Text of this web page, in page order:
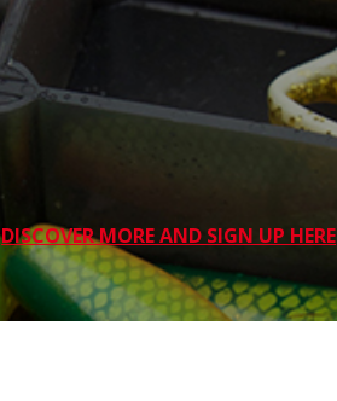
DISCOVER MORE AND SIGN UP HERE